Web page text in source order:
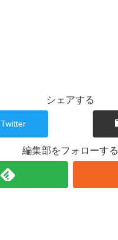
シェアする
Twitter
編集部をフォローする